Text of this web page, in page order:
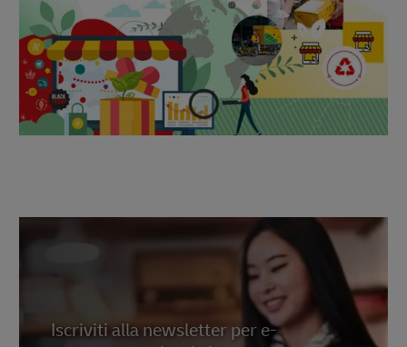
3 - The climate action round-up from UK
advertising’s Ad Net Zero Team
Iscriviti alla newsletter per e-